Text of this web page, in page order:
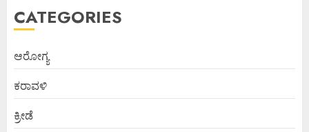
CATEGORIES
ಆರೋಗ್ಯ
ಕರಾವಳಿ
ಕ್ರೀಡೆ